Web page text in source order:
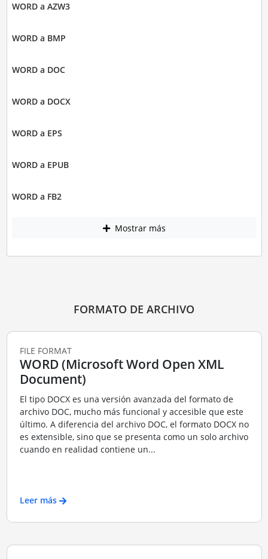
WORD a AZW3
WORD a BMP
WORD a DOC
WORD a DOCX
WORD a EPS
WORD a EPUB
WORD a FB2
Mostrar más
FORMATO DE ARCHIVO
FILE FORMAT
WORD (Microsoft Word Open XML
Document)
El tipo DOCX es una versión avanzada del formato de
archivo DOC, mucho más funcional y accesible que este
último. A diferencia del archivo DOC, el formato DOCX no
es extensible, sino que se presenta como un solo archivo
cuando en realidad contiene un...
Leer más